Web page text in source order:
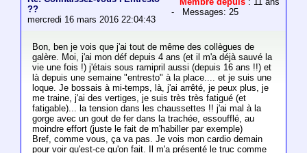
??
mercredi 16 mars 2016 22:04:43
- Messages: 25
Bon, ben je vois que j'ai tout de même des collègues de
galère. Moi, j'ai mon déf depuis 4 ans (et il m'a déjà sauvé la
vie une fois !) j'étais sous ramipril aussi (depuis 16 ans !!) et
là depuis une semaine "entresto" à la place.... et je suis une
loque. Je bossais à mi-temps, là, j'ai arrêté, je peux plus, je
me traine, j'ai des vertiges, je suis très très fatigué (et
fatigable)... la tension dans les chaussettes !! j'ai mal à la
gorge avec un gout de fer dans la trachée, essoufflé, au
moindre effort (juste le fait de m'habiller par exemple)
Bref, comme vous, ça va pas. Je vois mon cardio demain
pour voir qu'est-ce qu'on fait. Il m'a présenté le truc comme